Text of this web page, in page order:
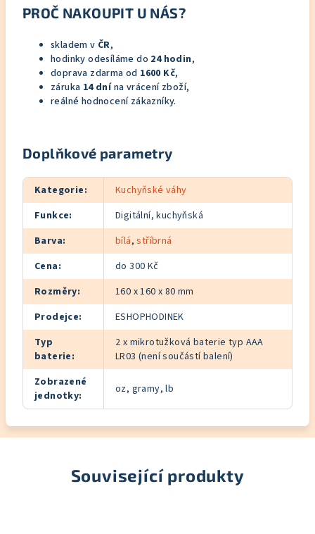
PROČ NAKOUPIT U NÁS?
skladem v ČR,
hodinky odesíláme do 24 hodin,
doprava zdarma od 1600 Kč,
záruka 14 dnína vrácení zboží,
reálné hodnocení zákazníky.
Doplňkové parametry
Kategorie:
Kuchyňské váhy
Funkce:
Digitální, kuchyňská
Barva: bílá,stříbrná
Cena:
do 300 Kč
Rozměry:
160 x 160 x 80 mm
Prodejce:
ESHOPHODINEK
Typ
baterie:
2 x mikrotužková baterie typ AAA
LR03 (není součástí balení)
Zobrazené
jednotky: oz, gramy, lb
Související produkty